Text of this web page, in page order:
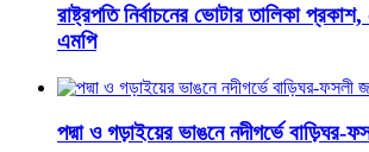
রাষ্ট্রপতি নির্বাচনের ভোটার তালিকা
এমপি
পদ্মা ও গড়াইয়ের ভাঙনে নদীগর্ভে বাড়িঘর-